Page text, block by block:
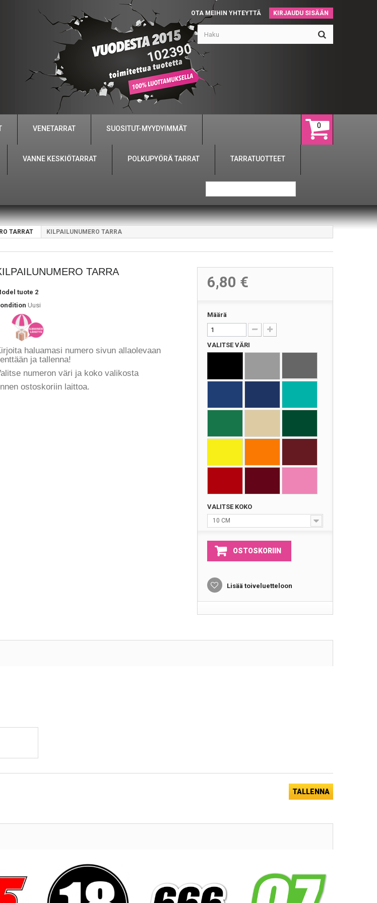
KIRJAUDU SISÄÄN
OTA MEIHIN YHTEYTTÄ
102390
0
VENETARRAT SUOSITUT-MYYDYIMMÄT
VANNE KESKIÖTARRAT POLKUPYÖRÄ TARRAT TARRATUOTTEET
TARRAT KILPAILUNUMERO TARRA
TARRA
tuote 2
Uusi
haluamasi numero sivun allaolevaan
ja tallenna!
numeron väri ja koko valikosta
ostoskoriin laittoa.
6,80 €
Määrä
VALITSE VÄRI
VALITSE KOKO
10 CM
OSTOSKORIIN
Lisää toiveluetteloon
TALLENNA